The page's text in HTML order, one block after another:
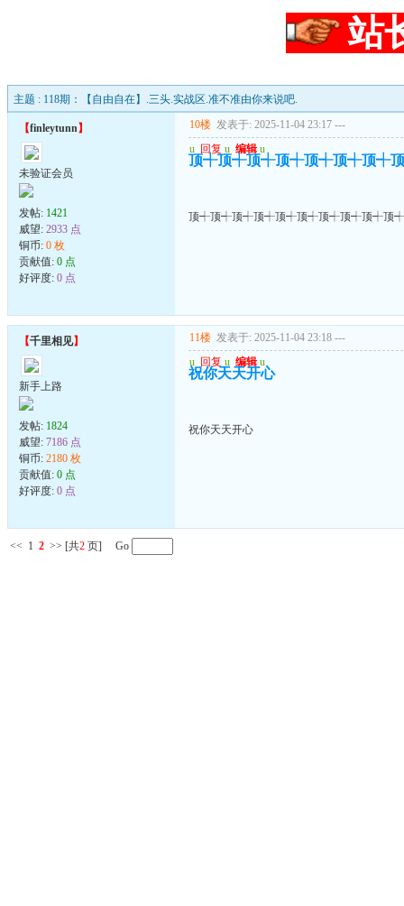
站
主题 : 118期：【自由自在】.三头.实战区.准不准由你来说吧.
【finleytunn】
未验证会员
发帖: 1421
威望: 2933 点
铜币: 0 枚
贡献值: 0 点
好评度: 0 点
10楼 发表于: 2025-11-04 23:17 ---
u 回复 u 编辑 u
顶┽顶┽顶┽顶┽顶┽顶┽顶┽
顶┽顶┽顶┽顶┽顶┽顶┽顶┽顶┽顶┽顶┽
【千里相见】
新手上路
发帖: 1824
威望: 7186 点
铜币: 2180 枚
贡献值: 0 点
好评度: 0 点
11楼 发表于: 2025-11-04 23:18 ---
u 回复 u 编辑 u
祝你天天开心
祝你天天开心
<< 1 2 >> [共2 页] Go